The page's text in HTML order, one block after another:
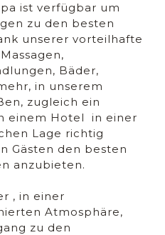
ist verfügbar um
zu den besten
unserer vorteilhafte
Bäder,
in unserem
zugleich ein
einem Hotel in einer
Lage richtig
Gästen den besten
anzubieten.
, in einer
Atmosphäre,
zu den